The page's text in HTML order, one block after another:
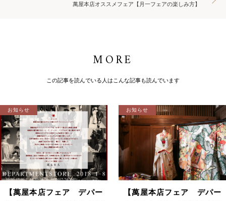
萬屋本店オススメフェア【月一フェアの楽しみ方】
MORE
この記事を読んでいる人はこんな記事も読んでいます
お知らせ
【萬屋本店フェア デパー
お知らせ
【萬屋本店フェア デパー